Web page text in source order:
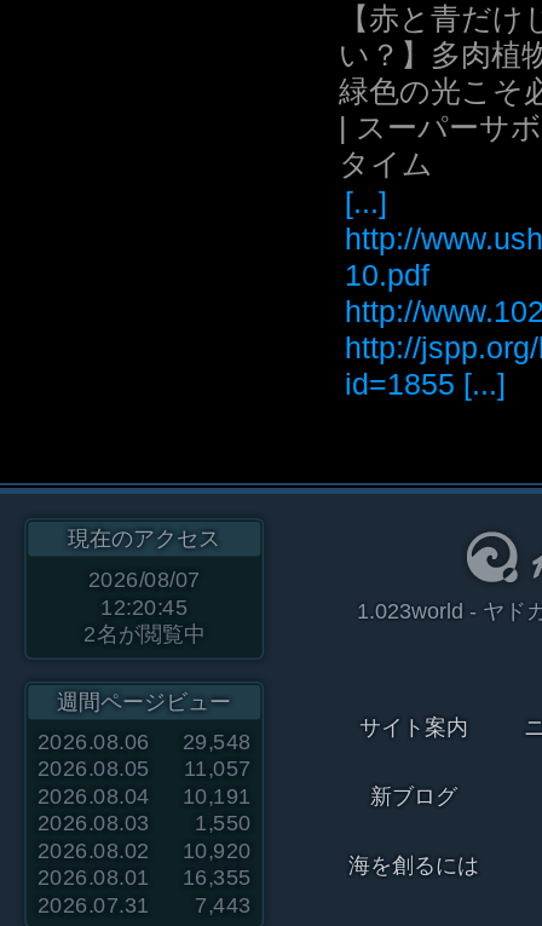
【赤と青だけ
い？】多肉植
緑色の光こそ
| スーパーサ
タイム
[...]
http://
10.pdf
http://
http://
id=1855 [...]
現在のアクセス
2026/08/07
12:20:45
2名が閲覧中
週間ページビュー
2026.08.06
29,548
2026.08.05
11,057
2026.08.04
10,191
2026.08.03
1,550
2026.08.02
10,920
2026.08.01
16,355
2026.07.31
7,443
1.023world - ヤド
サイト案内
新ブログ
海を創るには